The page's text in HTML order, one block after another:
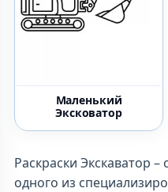
Маленький
Эксковатор
Раскраски Экскаватор
одного из